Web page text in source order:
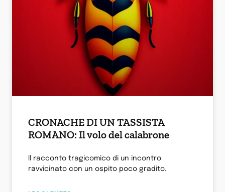
CRONACHE DI UN TASSISTA
ROMANO: Il volo del calabrone
Il racconto tragicomico di un incontro
ravvicinato con un ospito poco gradito.